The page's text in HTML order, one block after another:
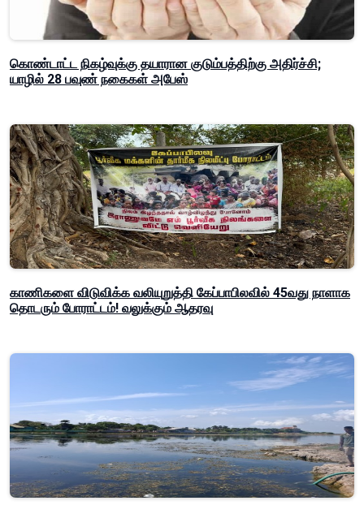
கொண்டாட்ட நிகழ்வுக்கு தயாரான குடும்பத்திற்கு அதிர்ச்சி;
யாழில் 28 பவுண் நகைகள் அபேஸ்
காணிகளை விடுவிக்க வலியுறுத்தி கேப்பாபிலவில் 45வது நாளாக
தொடரும் போராட்டம்! வலுக்கும் ஆதரவு